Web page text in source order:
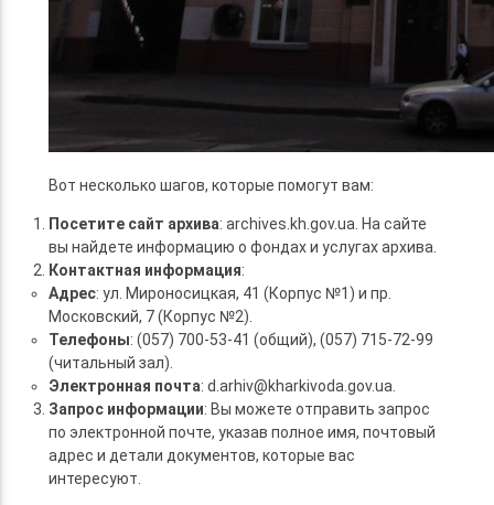
Вот несколько шагов, которые помогут вам:
Посетите сайт архива: archives.kh.gov.ua. На сайте
вы найдете информацию о фондах и услугах архива.
Контактная информация:
Адрес: ул. Мироносицкая, 41 (Корпус №1) и пр.
Московский, 7 (Корпус №2).
Телефоны: (057) 700-53-41 (общий), (057) 715-72-99
(читальный зал).
Электронная почта: d.arhiv@kharkivoda.gov.ua.
Запрос информации: Вы можете отправить запрос
по электронной почте, указав полное имя, почтовый
адрес и детали документов, которые вас
интересуют.